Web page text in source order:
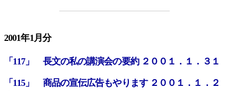
2001年1月分
「117」 長文の私の講演会の要約 ２００１．１．３１
「115」 商品の宣伝広告もやります ２００１．１．２